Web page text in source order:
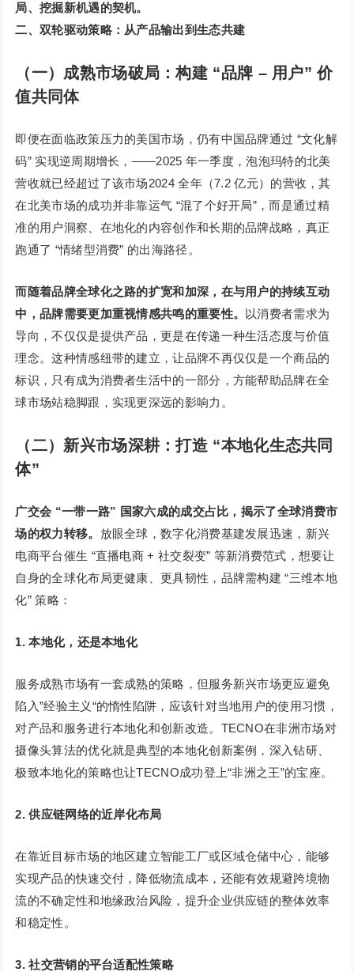
局、挖掘新机遇的契机。
二、双轮驱动策略：从产品输出到生态共建
（一）成熟市场破局：构建 “品牌 – 用户” 价
值共同体
即便在面临政策压力的美国市场，仍有中国品牌通过 “文化解
码” 实现逆周期增长，——2025 年一季度，泡泡玛特的北美
营收就已经超过了该市场2024 全年（7.2 亿元）的营收，其
在北美市场的成功并非靠运气 “混了个好开局”，而是通过精
准的用户洞察、在地化的内容创作和长期的品牌战略，真正
跑通了 “情绪型消费” 的出海路径。
而随着品牌全球化之路的扩宽和加深，在与用户的持续互动
中，品牌需要更加重视情感共鸣的重要性。 以消费者需求为
导向，不仅仅是提供产品，更是在传递一种生活态度与价值
理念。这种情感纽带的建立，让品牌不再仅仅是一个商品的
标识，只有成为消费者生活中的一部分，方能帮助品牌在全
球市场站稳脚跟，实现更深远的影响力。
（二）新兴市场深耕：打造 “本地化生态共同
体”
广交会 “一带一路” 国家六成的成交占比，揭示了全球消费市
场的权力转移。 放眼全球，数字化消费基建发展迅速，新兴
电商平台催生 “直播电商 + 社交裂变” 等新消费范式，想要让
自身的全球化布局更健康、更具韧性，品牌需构建 “三维本地
化” 策略：
1. 本地化，还是本地化
服务成熟市场有一套成熟的策略，但服务新兴市场更应避免
陷入”经验主义“的惰性陷阱，应该针对当地用户的使用习惯，
对产品和服务进行本地化和创新改造。TECNO在非洲市场对
摄像头算法的优化就是典型的本地化创新案例，深入钻研、
极致本地化的策略也让TECNO成功登上“非洲之王”的宝座。
2. 供应链网络的近岸化布局
在靠近目标市场的地区建立智能工厂或区域仓储中心，能够
实现产品的快速交付，降低物流成本，还能有效规避跨境物
流的不确定性和地缘政治风险，提升企业供应链的整体效率
和稳定性。
3. 社交营销的平台适配性策略